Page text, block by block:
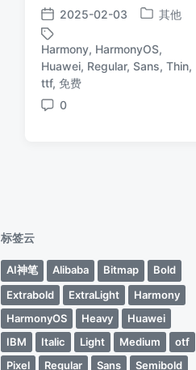
发
布
日
期
2025-02-03
发
于
其他
标
签
Harmony, HarmonyOS,
Huawei, Regular,Sans,Thin,
ttf, 免费
评
0
标签云
AI神笔 Alibaba Bitmap
Bold
Extrabold
ExtraLight
Harmony
HarmonyOS
Heavy
Huawei
IBM
Italic Light Medium
otf
Pixel
Regular Sans Semibold